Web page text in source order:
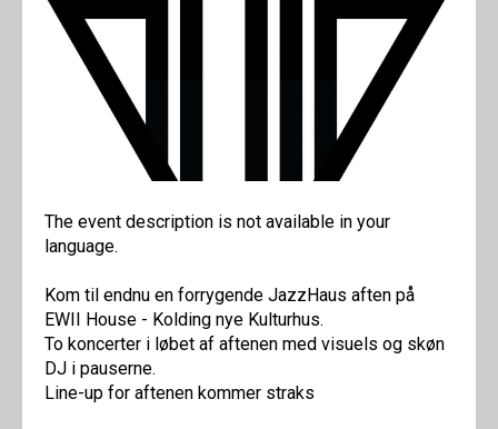
The event description is not available in your
language.
Kom til endnu en forrygende JazzHaus aften på
EWII House - Kolding nye Kulturhus.
To koncerter i løbet af aftenen med visuels og skøn
DJ i pauserne.
Line-up for aftenen kommer straks